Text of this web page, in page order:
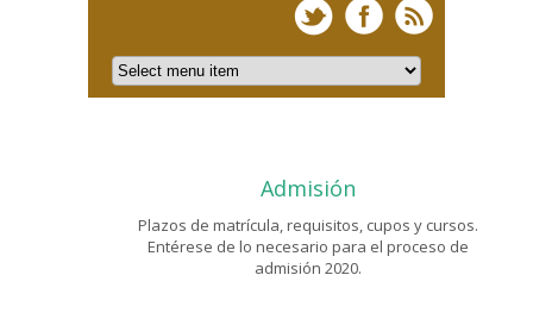
Admisión
Plazos de matrícula, requisitos, cupos y cursos.
Entérese de lo necesario para el proceso de
admisión 2020.